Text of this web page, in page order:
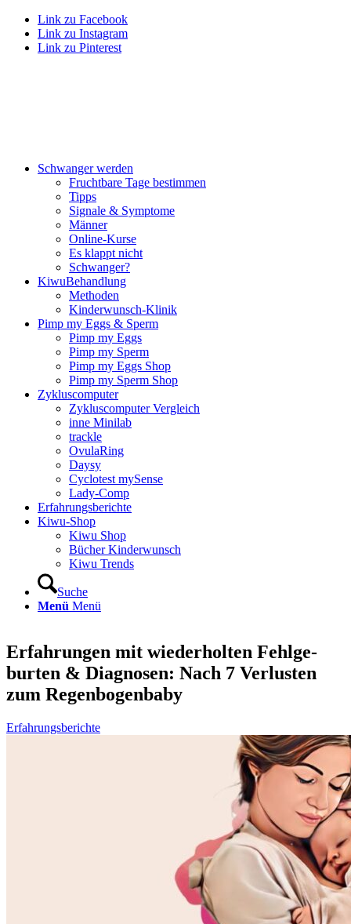
Link zu Facebook
Link zu Instagram
Link zu Pinterest
Schwan­ger wer­den
Frucht­ba­re Tage bestim­men
Tipps
Signa­le & Sym­pto­me
Män­ner
Online-Kur­se
Es klappt nicht
Schwan­ger?
Kiwu­Be­hand­lung
Metho­den
Kin­der­wunsch-Kli­nik
Pimp my Eggs & Sperm
Pimp my Eggs
Pimp my Sperm
Pimp my Eggs Shop
Pimp my Sperm Shop
Zyklus­com­pu­ter
Zyklus­com­pu­ter Ver­gleich
inne Mini­lab
track­le
Ovu­la­Ring
Day­sy
Cyclo­test mySen­se
Lady-Comp
Erfah­rungs­be­rich­te
Kiwu-Shop
Kiwu Shop
Bücher Kin­der­wunsch
Kiwu Trends
Suche
Menü Menü
Erfah­run­gen mit wie­der­hol­ten Fehl­ge­
bur­ten & Dia­gno­sen: Nach 7 Ver­lus­ten
zum Regen­bo­gen­ba­by
Erfahrungsberichte